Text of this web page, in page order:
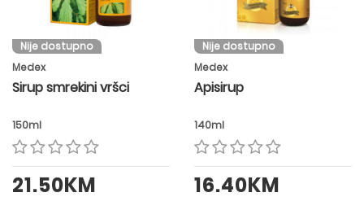
Nije dostupno
Medex
Sirup smrekini vršci
150ml
21.50KM
Nije dostupno
Medex
Apisirup
140ml
16.40KM